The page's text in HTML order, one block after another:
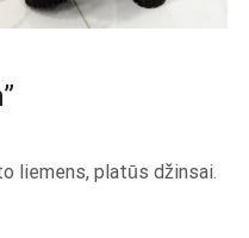
liemens, platūs džinsai.